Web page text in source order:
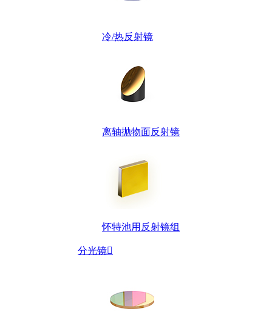
冷/热反射镜
离轴抛物面反射镜
怀特池用反射镜组
分光镜